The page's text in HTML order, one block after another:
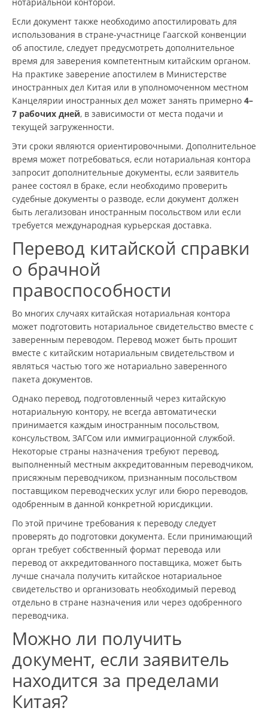
Если документ также необходимо апостилировать для
использования в стране-участнице Гаагской конвенции
об апостиле, следует предусмотреть дополнительное
время для заверения компетентным китайским органом.
На практике заверение апостилем в Министерстве
иностранных дел Китая или в уполномоченном местном
Канцелярии иностранных дел может занять примерно 4–
7 рабочих дней, в зависимости от места подачи и
текущей загруженности.
Эти сроки являются ориентировочными. Дополнительное
время может потребоваться, если нотариальная контора
запросит дополнительные документы, если заявитель
ранее состоял в браке, если необходимо проверить
судебные документы о разводе, если документ должен
быть легализован иностранным посольством или если
требуется международная курьерская доставка.
Перевод китайской справки
о брачной
правоспособности
Во многих случаях китайская нотариальная контора
может подготовить нотариальное свидетельство вместе с
заверенным переводом. Перевод может быть прошит
вместе с китайским нотариальным свидетельством и
являться частью того же нотариально заверенного
пакета документов.
Однако перевод, подготовленный через китайскую
нотариальную контору, не всегда автоматически
принимается каждым иностранным посольством,
консульством, ЗАГСом или иммиграционной службой.
Некоторые страны назначения требуют перевод,
выполненный местным аккредитованным переводчиком,
присяжным переводчиком, признанным посольством
поставщиком переводческих услуг или бюро переводов,
одобренным в данной конкретной юрисдикции.
По этой причине требования к переводу следует
проверять до подготовки документа. Если принимающий
орган требует собственный формат перевода или
перевод от аккредитованного поставщика, может быть
лучше сначала получить китайское нотариальное
свидетельство и организовать необходимый перевод
отдельно в стране назначения или через одобренного
переводчика.
Можно ли получить
документ, если заявитель
находится за пределами
Китая?